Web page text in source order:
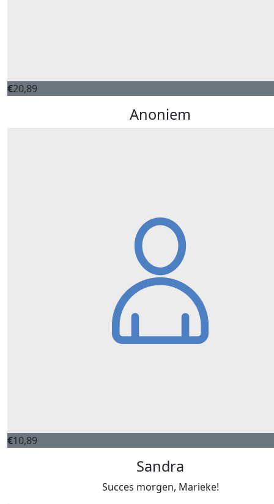
€20,89
Anoniem
€10,89
Sandra
Succes morgen, Marieke!